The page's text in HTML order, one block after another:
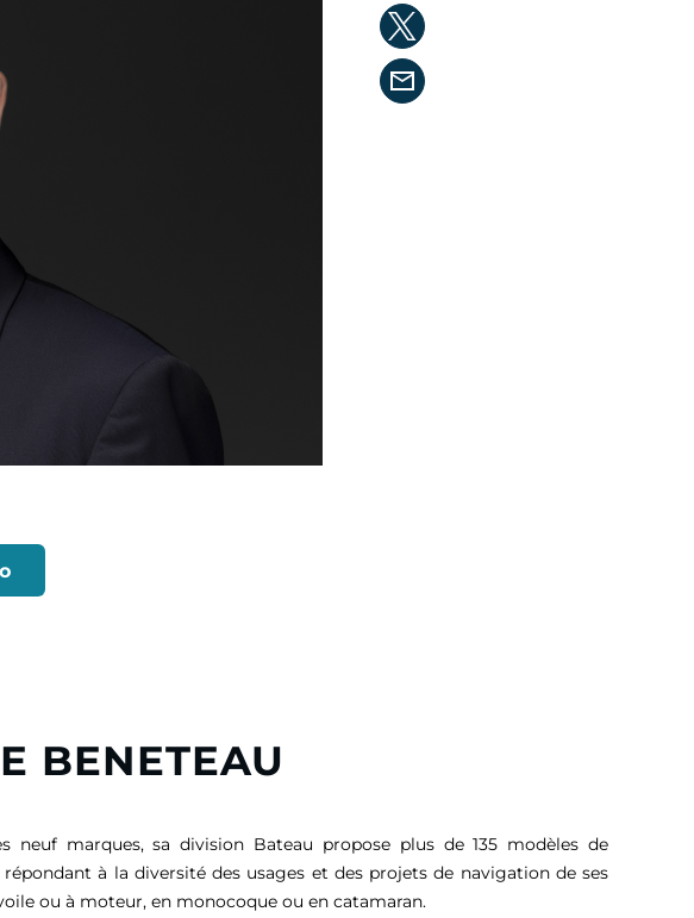
BENETEAU
neuf marques, sa division Bateau propose plus de 135 modèles de
répondant à la diversité des usages et des projets de navigation de ses
ou à moteur, en monocoque ou en catamaran.